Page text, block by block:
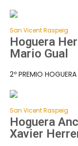
San Vicent Raspeig
Hoguera
Mario Gual
2º PREMIO
San Vicent Raspeig
Hoguera
Xavier